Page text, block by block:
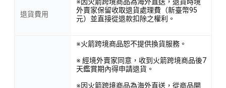
退貨費用
※因火箭跨境商品為海外直送，退貨時境
外賣家保留收取退貨處理費（新臺幣95
元）並直接從退款扣除之權利。
※火箭跨境商品恕不提供換貨服務。
※ 經境外賣家同意，收到火箭跨境商品後7
天鑑賞期內得申請退貨。
※因火箭跨境商品為海外直送，從商品開